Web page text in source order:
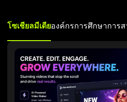
โซเชียลมีเดียองค์กรการศึกษาการส